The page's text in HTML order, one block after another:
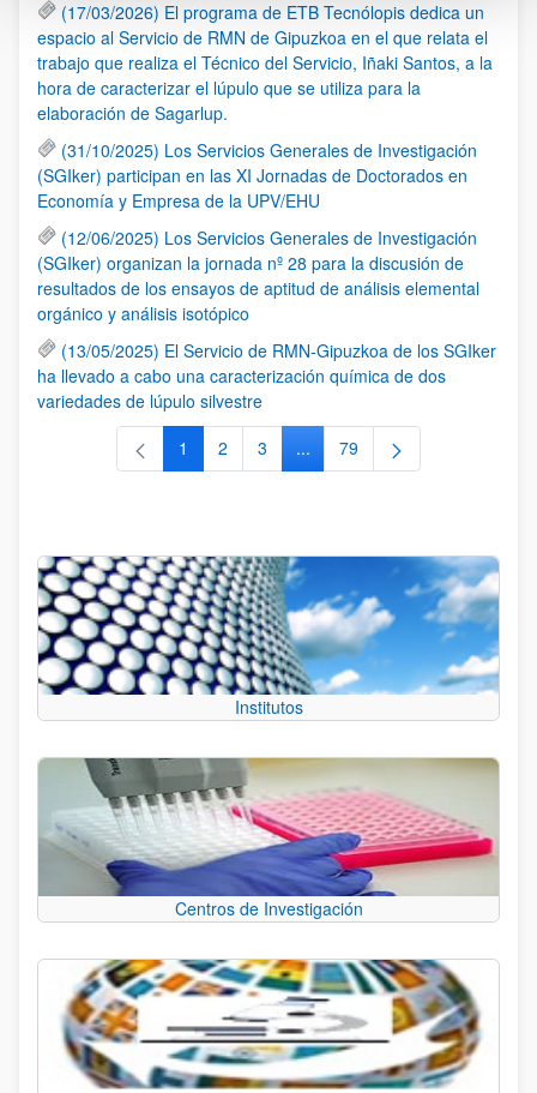
(17/03/2026) El programa de ETB Tecnólopis dedica un
espacio al Servicio de RMN de Gipuzkoa en el que relata el
trabajo que realiza el Técnico del Servicio, Iñaki Santos, a la
hora de caracterizar el lúpulo que se utiliza para la
elaboración de Sagarlup.
(31/10/2025) Los Servicios Generales de Investigación
(SGIker) participan en las XI Jornadas de Doctorados en
Economía y Empresa de la UPV/EHU
(12/06/2025) Los Servicios Generales de Investigación
(SGIker) organizan la jornada nº 28 para la discusión de
resultados de los ensayos de aptitud de análisis elemental
orgánico y análisis isotópico
(13/05/2025) El Servicio de RMN-Gipuzkoa de los SGIker
ha llevado a cabo una caracterización química de dos
variedades de lúpulo silvestre
Página
1 Página
2 Página
3 ...Páginas intermedias Use TAB
Página
79
Institutos
Centros de Investigación